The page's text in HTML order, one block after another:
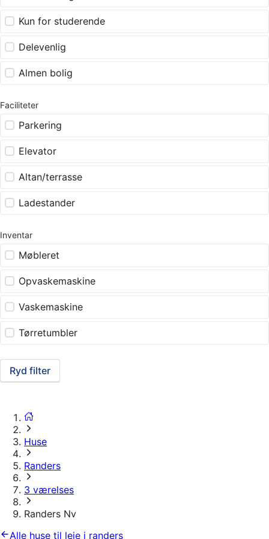
Kun for studerende
Delevenlig
Almen bolig
Faciliteter
Parkering
Elevator
Altan/terrasse
Ladestander
Inventar
Møbleret
Opvaskemaskine
Vaskemaskine
Tørretumbler
Ryd filter
Huse
Randers
3 værelses
Randers Nv
Alle huse til leje i randers